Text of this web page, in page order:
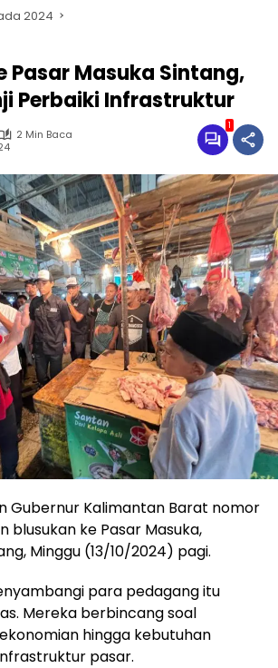
2024
Pasar Masuka Sintang,
Perbaiki Infrastruktur
2 Min Baca
1
Gubernur Kalimantan Barat nomor
blusukan ke Pasar Masuka,
Minggu (13/10/2024) pagi.
para pedagang itu
Mereka berbincang soal
hingga kebutuhan
pasar.